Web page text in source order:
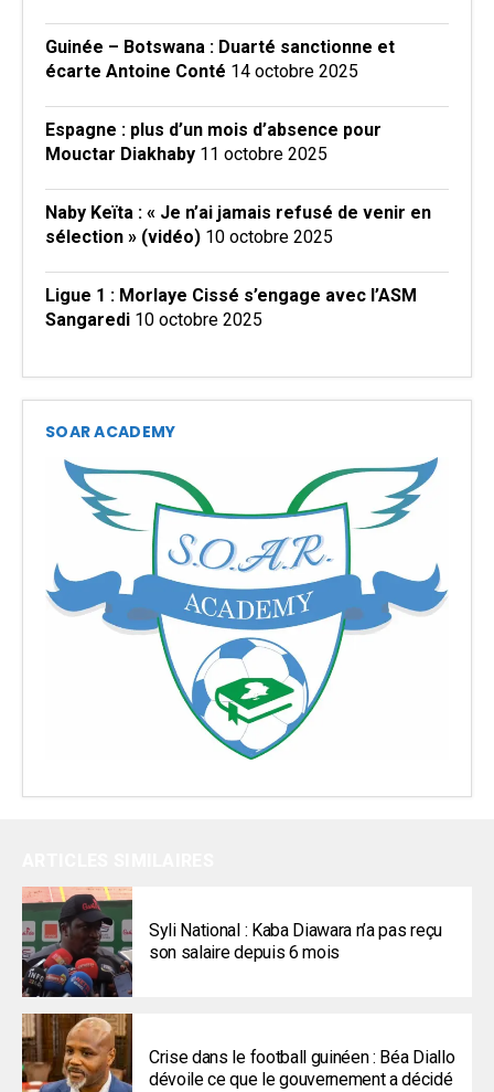
Guinée – Botswana : Duarté sanctionne et
écarte Antoine Conté 14 octobre 2025
Espagne : plus d’un mois d’absence pour
Mouctar Diakhaby 11 octobre 2025
Naby Keïta : « Je n’ai jamais refusé de venir en
sélection » (vidéo) 10 octobre 2025
Ligue 1 : Morlaye Cissé s’engage avec l’ASM
Sangaredi 10 octobre 2025
SOAR ACADEMY
Syli National : Kaba Diawara n’a pas reçu
son salaire depuis 6 mois
Crise dans le football guinéen : Béa Diallo
dévoile ce que le gouvernement a décidé